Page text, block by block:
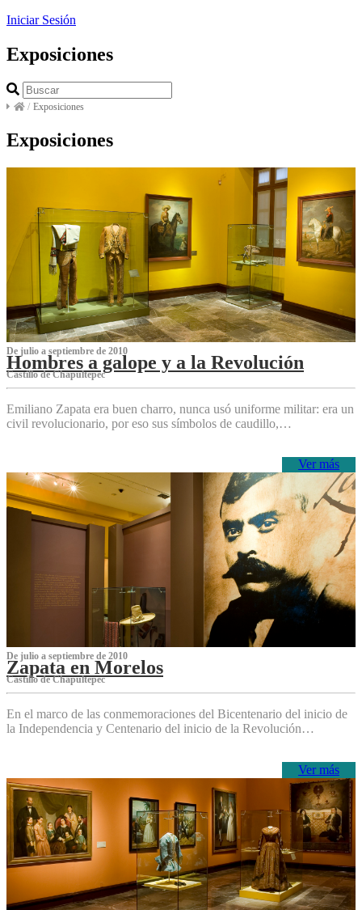
Iniciar Sesión
Exposiciones
/ Exposiciones
Exposiciones
De julio a septiembre de 2010
Hombres a galope y a la Revolución
Castillo de Chapultepec
Emiliano Zapata era buen charro, nunca usó uniforme militar: era un
civil revolucionario, por eso sus símbolos de caudillo,…
Ver más
De julio a septiembre de 2010
Zapata en Morelos
Castillo de Chapultepec
En el marco de las conmemoraciones del Bicentenario del inicio de
la Independencia y Centenario del inicio de la Revolución…
Ver más